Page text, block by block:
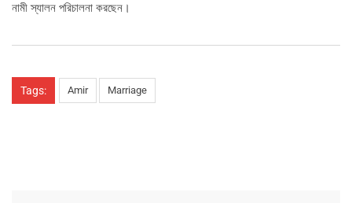
নামী স্যালন পরিচালনা করছেন।
Tags: Amir Marriage